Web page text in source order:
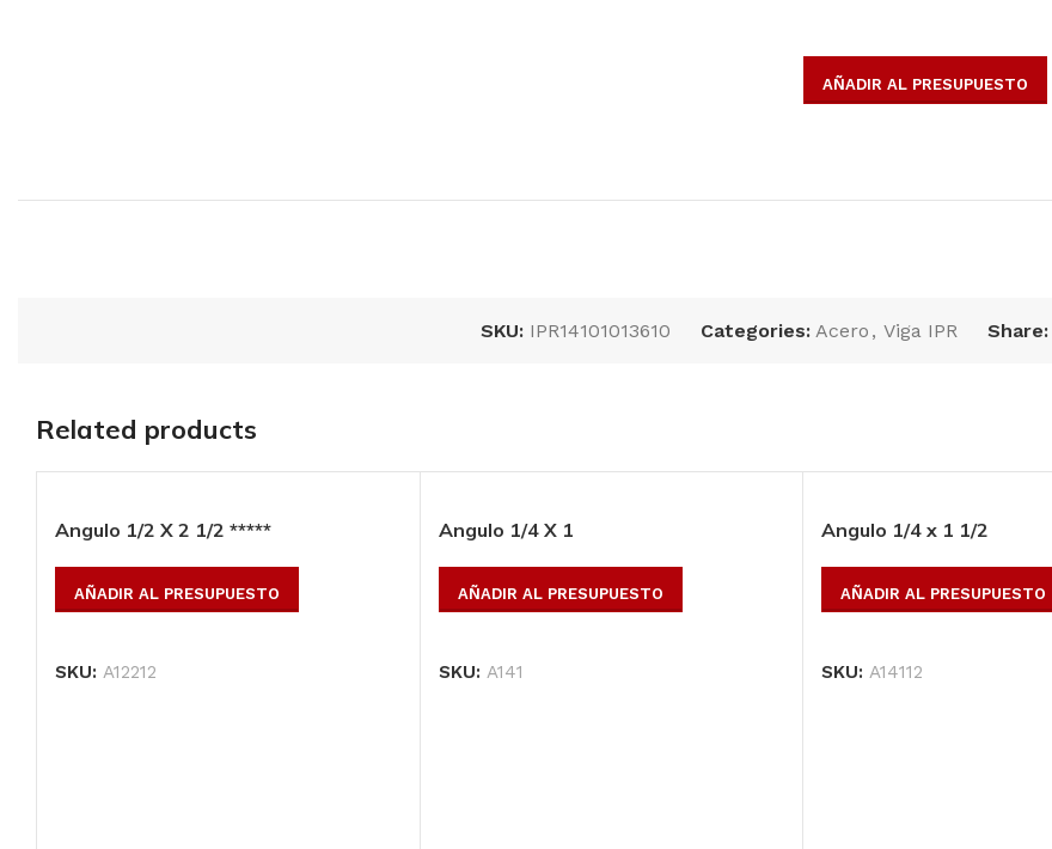
PRESUPUESTO
PRESUPUESTO
PRESUPUESTO
AÑADIR AL PRESUPUESTO
SKU: IPR14101013610 Categories: Acero , Viga IPR Share:
Related products
Angulo 1/2 X 2 1/2 *****
AÑADIR AL PRESUPUESTO
SKU: A12212
Angulo 1/4 X 1
AÑADIR AL PRESUPUESTO
SKU: A141
Angulo 1/4 x 1 1/2
AÑADIR AL PRESUPUESTO
SKU: A14112